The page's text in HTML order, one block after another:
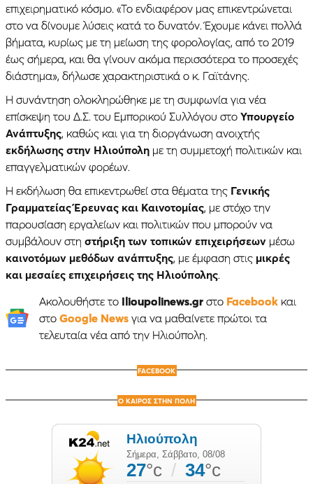
επιχειρηματικό κόσμο. «Το ενδιαφέρον μας επικεντρώνεται
στο να δίνουμε λύσεις κατά το δυνατόν. Έχουμε κάνει πολλά
βήματα, κυρίως με τη μείωση της φορολογίας, από το 2019
έως σήμερα, και θα γίνουν ακόμα περισσότερα το προσεχές
διάστημα», δήλωσε χαρακτηριστικά ο κ. Γαϊτάνης.
Η συνάντηση ολοκληρώθηκε με τη συμφωνία για νέα
επίσκεψη του Δ.Σ. του Εμπορικού Συλλόγου στο Υπουργείο
Ανάπτυξης, καθώς και για τη διοργάνωση ανοιχτής
εκδήλωσης στην Ηλιούπολη με τη συμμετοχή πολιτικών και
επαγγελματικών φορέων.
Η εκδήλωση θα επικεντρωθεί στα θέματα της Γενικής
Γραμματείας Έρευνας και Καινοτομίας, με στόχο την
παρουσίαση εργαλείων και πολιτικών που μπορούν να
συμβάλουν στη στήριξη των τοπικών επιχειρήσεων μέσω
καινοτόμων μεθόδων ανάπτυξης, με έμφαση στις μικρές
και μεσαίες επιχειρήσεις της Ηλιούπολης.
Ακολουθήστε το Ilioupolinews.grστο Facebookκαι
στο Google Newsγια να μαθαίνετε πρώτοι τα
τελευταία νέα από την Ηλιούπολη.
FACEBOOK
Ο ΚΑΙΡΟΣ ΣΤΗΝ ΠΟΛΗ